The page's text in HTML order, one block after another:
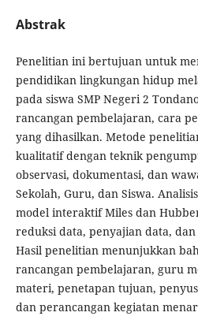
Abstrak
Penelitian ini bertujuan untuk
pendidikan lingkungan hidup
pada siswa SMP Negeri 2
rancangan pembelajaran, cara
yang dihasilkan. Metode
kualitatif dengan teknik
observasi, dokumentasi, dan
Sekolah, Guru, dan Siswa.
model interaktif Miles dan
reduksi data, penyajian data,
Hasil penelitian menunjukkan
rancangan pembelajaran, guru
materi, penetapan tujuan,
dan perancangan kegiatan